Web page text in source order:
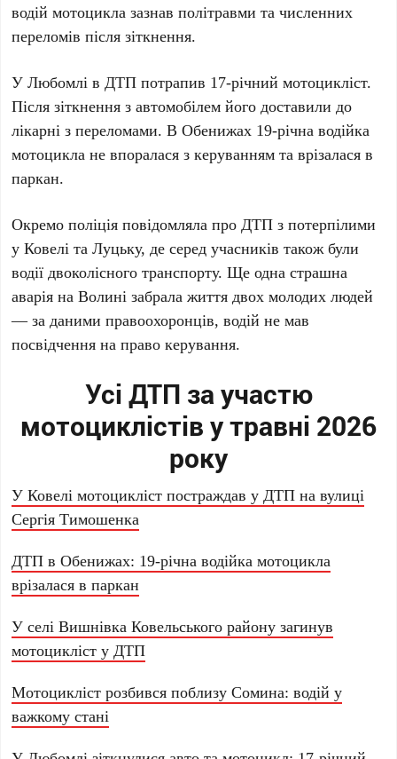
водій мотоцикла зазнав політравми та численних
переломів після зіткнення.
У Любомлі в ДТП потрапив 17-річний мотоцикліст.
Після зіткнення з автомобілем його доставили до
лікарні з переломами. В Обенижах 19-річна водійка
мотоцикла не впоралася з керуванням та врізалася в
паркан.
Окремо поліція повідомляла про ДТП з потерпілими
у Ковелі та Луцьку, де серед учасників також були
водії двоколісного транспорту. Ще одна страшна
аварія на Волині забрала життя двох молодих людей
— за даними правоохоронців, водій не мав
посвідчення на право керування.
Усі ДТП за участю
мотоциклістів у травні 2026
року
У Ковелі мотоцикліст постраждав у ДТП на вулиці
Сергія Тимошенка
ДТП в Обенижах: 19-річна водійка мотоцикла
врізалася в паркан
У селі Вишнівка Ковельського району загинув
мотоцикліст у ДТП
Мотоцикліст розбився поблизу Сомина: водій у
важкому стані